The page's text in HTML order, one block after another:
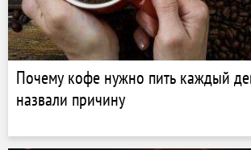
Почему кофе нужно пить каждый
назвали причину